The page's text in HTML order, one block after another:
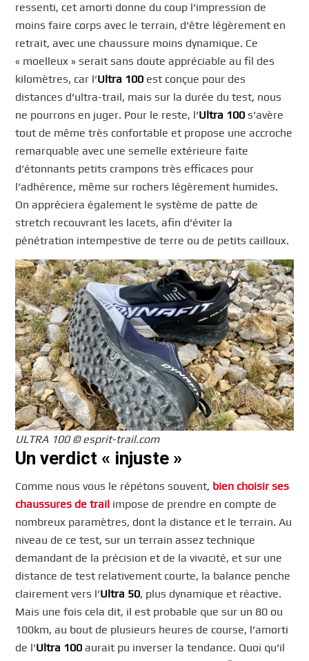
ressenti, cet amorti donne du coup l’impression de
moins faire corps avec le terrain, d’être légèrement en
retrait, avec une chaussure moins dynamique. Ce
« moelleux » serait sans doute appréciable au fil des
kilomètres, car l’Ultra 100 est conçue pour des
distances d’ultra-trail, mais sur la durée du test, nous
ne pourrons en juger. Pour le reste, l’Ultra 100s’avère
tout de même très confortable et propose une accroche
remarquable avec une semelle extérieure faite
d’étonnants petits crampons très efficaces pour
l’adhérence, même sur rochers légèrement humides.
On appréciera également le système de patte de
stretch recouvrant les lacets, afin d’éviter la
pénétration intempestive de terre ou de petits cailloux.
ULTRA 100 © esprit-trail.com
Un verdict « injuste »
Comme nous vous le répétons souvent, bien choisir ses
chaussures de trail impose de prendre en compte de
nombreux paramètres, dont la distance et le terrain. Au
niveau de ce test, sur un terrain assez technique
demandant de la précision et de la vivacité, et sur une
distance de test relativement courte, la balance penche
clairement vers l’Ultra 50, plus dynamique et réactive.
Mais une fois cela dit, il est probable que sur un 80 ou
100km, au bout de plusieurs heures de course, l’amorti
de l’Ultra 100 aurait pu inverser la tendance. Quoi qu’il